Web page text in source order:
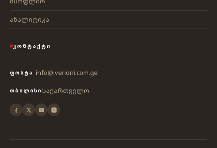
ანალიტიკა
ᲙᲝᲜᲢᲐᲥᲢᲘ
ᲤᲝᲡᲢᲐ info@iverioni.com.ge
ᲗᲑᲘᲚᲘᲡᲘ საქართველო